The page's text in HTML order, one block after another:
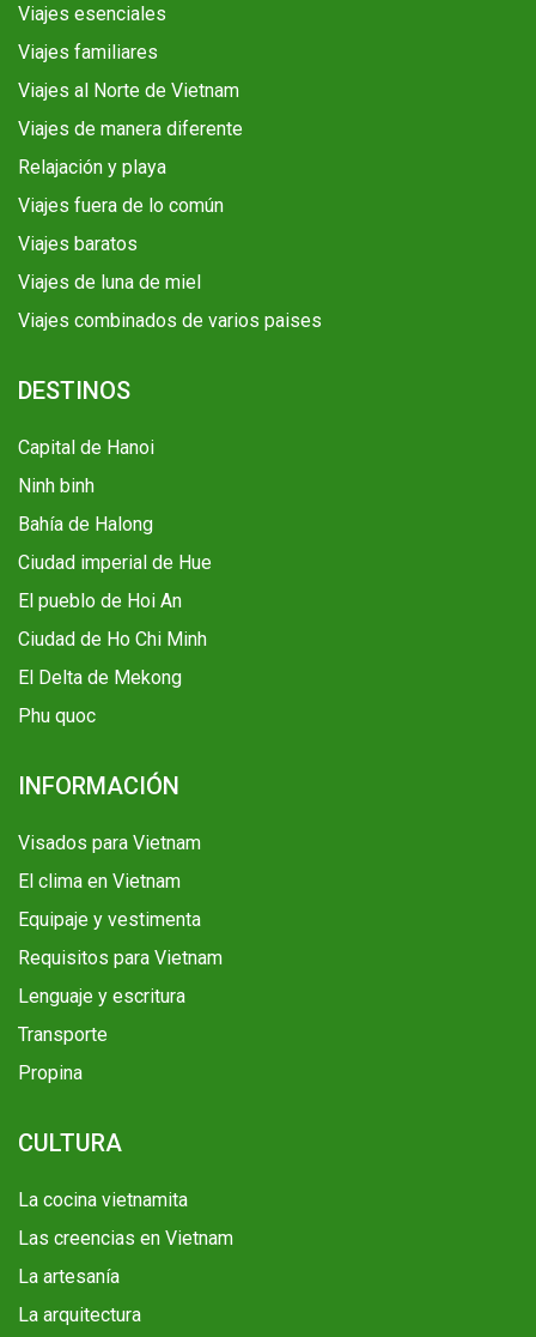
Viajes esenciales
Viajes familiares
Viajes al Norte de Vietnam
Viajes de manera diferente
Relajación y playa
Viajes fuera de lo común
Viajes baratos
Viajes de luna de miel
Viajes combinados de varios paises
DESTINOS
Capital de Hanoi
Ninh binh
Bahía de Halong
Ciudad imperial de Hue
El pueblo de Hoi An
Ciudad de Ho Chi Minh
El Delta de Mekong
Phu quoc
INFORMACIÓN
Visados para Vietnam
El clima en Vietnam
Equipaje y vestimenta
Requisitos para Vietnam
Lenguaje y escritura
Transporte
Propina
CULTURA
La cocina vietnamita
Las creencias en Vietnam
La artesanía
La arquitectura